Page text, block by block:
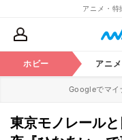
アニメ・特
ホビー アニメ
Googleでマイ
東京モノレール